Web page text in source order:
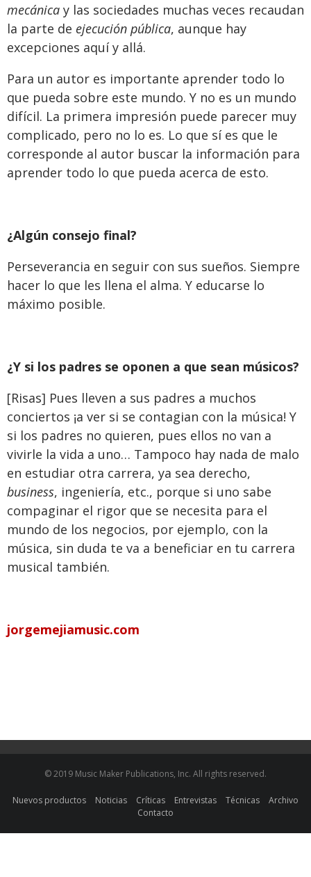
mecánica y las sociedades muchas veces recaudan
la parte de ejecución pública, aunque hay
excepciones aquí y allá.
Para un autor es importante aprender todo lo
que pueda sobre este mundo. Y no es un mundo
difícil. La primera impresión puede parecer muy
complicado, pero no lo es. Lo que sí es que le
corresponde al autor buscar la información para
aprender todo lo que pueda acerca de esto.
¿Algún consejo final?
Perseverancia en seguir con sus sueños. Siempre
hacer lo que les llena el alma. Y educarse lo
máximo posible.
¿Y si los padres se oponen a que sean músicos?
[Risas] Pues lleven a sus padres a muchos
conciertos ¡a ver si se contagian con la música! Y
si los padres no quieren, pues ellos no van a
vivirle la vida a uno… Tampoco hay nada de malo
en estudiar otra carrera, ya sea derecho,
business, ingeniería, etc., porque si uno sabe
compaginar el rigor que se necesita para el
mundo de los negocios, por ejemplo, con la
música, sin duda te va a beneficiar en tu carrera
musical también.
jorgemejiamusic.com
© 2019 Music Maker Publications, Inc. All rights reserved.
Nuevos productos Noticias Críticas Entrevistas Técnicas
Archivo
Contacto